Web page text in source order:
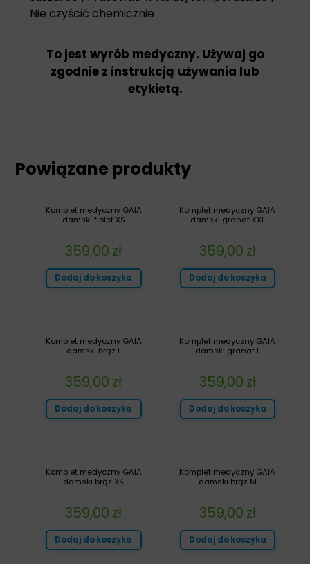
Nie czyścić chemicznie
To jest wyrób medyczny. Używaj go
zgodnie z instrukcją używania lub
etykietą.
Powiązane produkty
Komplet medyczny GAIA
damski granat XXL
359,00 zł
Dodaj do koszyka
Komplet medyczny GAIA
damski fiolet XS
359,00 zł
Dodaj do koszyka
Komplet medyczny GAIA
damski granat L
359,00 zł
Dodaj do koszyka
Komplet medyczny GAIA
damski brąz L
359,00 zł
Dodaj do koszyka
Komplet medyczny GAIA
damski brąz M
359,00 zł
Dodaj do koszyka
Komplet medyczny GAIA
damski brąz XS
359,00 zł
Dodaj do koszyka